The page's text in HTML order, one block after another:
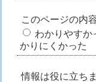
このページの内
わかりやすか
かりにくかった
情報は役に立ち